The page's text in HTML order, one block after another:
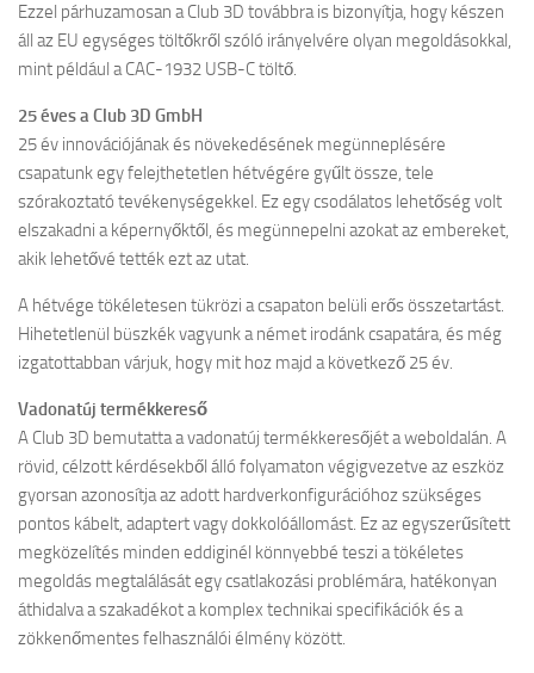
Ezzel párhuzamosan a Club 3D továbbra is bizonyítja, hogy készen
áll az EU egységes töltőkről szóló irányelvére olyan megoldásokkal,
mint például a CAC-1932 USB-C töltő.
25 éves a Club 3D GmbH
25 év innovációjának és növekedésének megünneplésére
csapatunk egy felejthetetlen hétvégére gyűlt össze, tele
szórakoztató tevékenységekkel. Ez egy csodálatos lehetőség volt
elszakadni a képernyőktől, és megünnepelni azokat az embereket,
akik lehetővé tették ezt az utat.
A hétvége tökéletesen tükrözi a csapaton belüli erős összetartást.
Hihetetlenül büszkék vagyunk a német irodánk csapatára, és még
izgatottabban várjuk, hogy mit hoz majd a következő 25 év.
Vadonatúj termékkereső
A Club 3D bemutatta a vadonatúj termékkeresőjét a weboldalán. A
rövid, célzott kérdésekből álló folyamaton végigvezetve az eszköz
gyorsan azonosítja az adott hardverkonfigurációhoz szükséges
pontos kábelt, adaptert vagy dokkolóállomást. Ez az egyszerűsített
megközelítés minden eddiginél könnyebbé teszi a tökéletes
megoldás megtalálását egy csatlakozási problémára, hatékonyan
áthidalva a szakadékot a komplex technikai specifikációk és a
zökkenőmentes felhasználói élmény között.